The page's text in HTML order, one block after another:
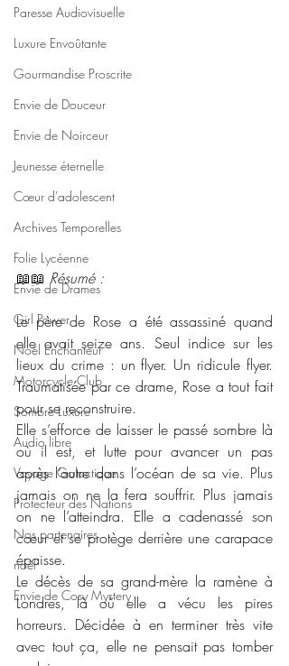
Paresse Audiovisuelle
Luxure Envoûtante
Gourmandise Proscrite
Envie de Douceur
Envie de Noirceur
Jeunesse éternelle
Cœur d'adolescent
Archives Temporelles
Folie Lycéenne
Envie de Drames
Girl Power
Noël Enchanteur
Motorcycle Club
Sombre Luxure
Audio libre
Voyage Galactique
Protecteur des Nations
Nos partenaires
noêl
Envie de Cosy Mystery
📖📖 Résumé :
Le père de Rose a été assassiné quand
elle avait seize ans. Seul indice sur les
lieux du crime : un flyer. Un ridicule flyer.
Traumatisée par ce drame, Rose a tout fait
pour se reconstruire.
Elle s’efforce de laisser le passé sombre là
où il est, et lutte pour avancer un pas
après l’autre dans l’océan de sa vie. Plus
jamais on ne la fera souffrir. Plus jamais
on ne l’atteindra. Elle a cadenassé son
cœur et se protège derrière une carapace
épaisse.
Le décès de sa grand-mère la ramène à
Londres, là où elle a vécu les pires
horreurs. Décidée à en terminer très vite
avec tout ça, elle ne pensait pas tomber